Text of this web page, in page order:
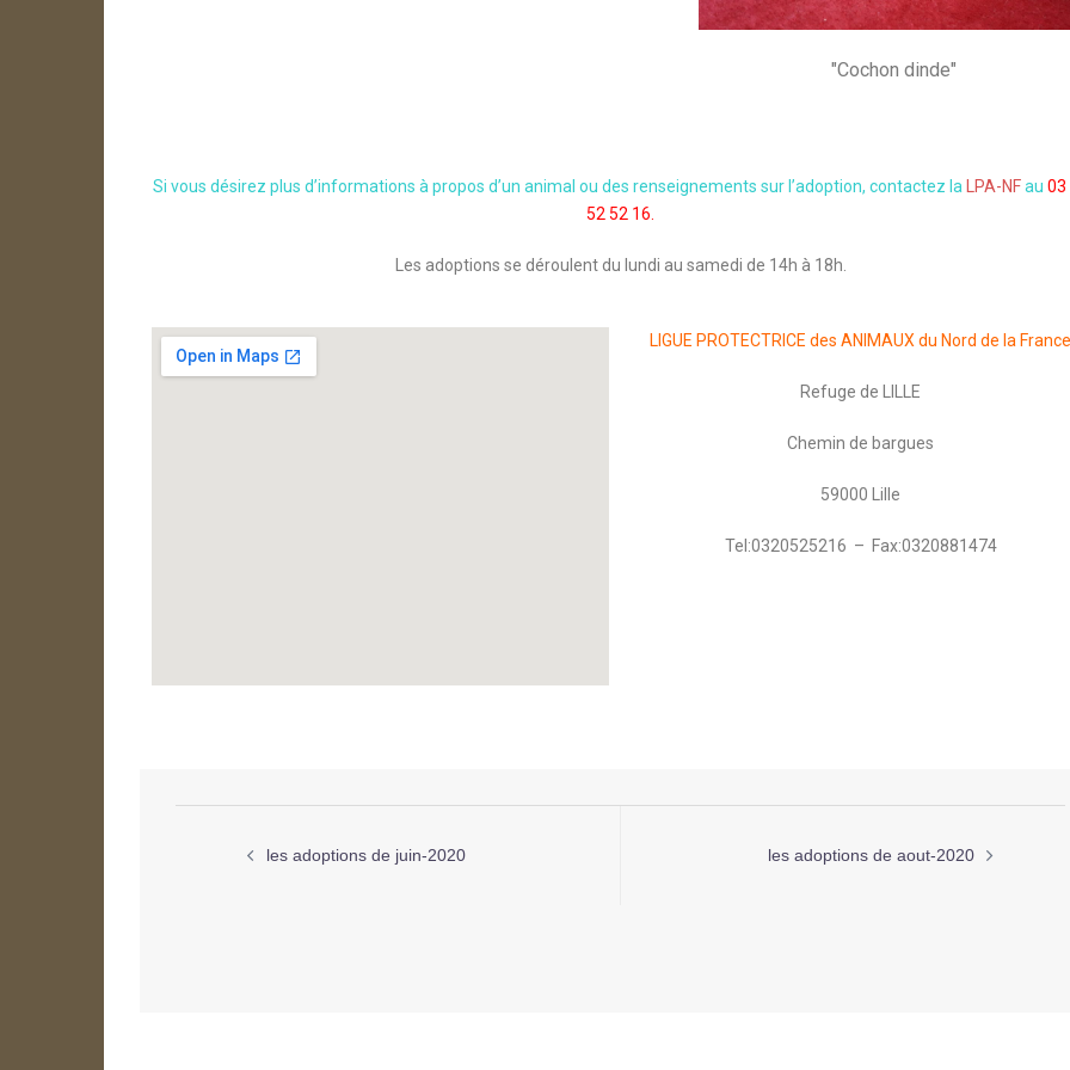
"Cochon dinde"
Si vous désirez plus d’informations à propos d’un animal ou des renseignements sur l’adoption, contactez la LPA-NFau 03
52 52 16.
Les adoptions se déroulent du lundi au samedi de 14h à 18h.
LIGUE PROTECTRICE des ANIMAUX du Nord de la
Refuge de LILLE
Chemin de bargues
59000 Lille
Tel:0320525216 – Fax:0320881474
les adoptions de juin-2020 les adoptions de aout-2020